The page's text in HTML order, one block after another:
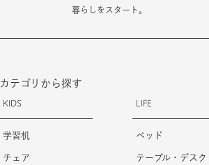
暮らしをスタート。
カテゴリから探す
KIDS
学習机
チェア
LIFE
ベッド
テーブル・デスク